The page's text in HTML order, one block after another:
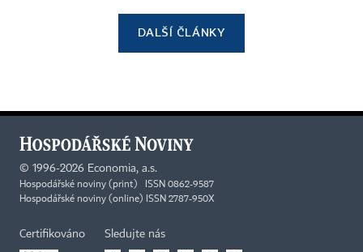
DALŠÍ ČLÁNKY
© 1996-2026 Economia, a.s.
Hospodářské noviny (print) ISSN 0862-9587
Hospodářské noviny (online) ISSN 2787-950X
Certifikováno Sledujte nás